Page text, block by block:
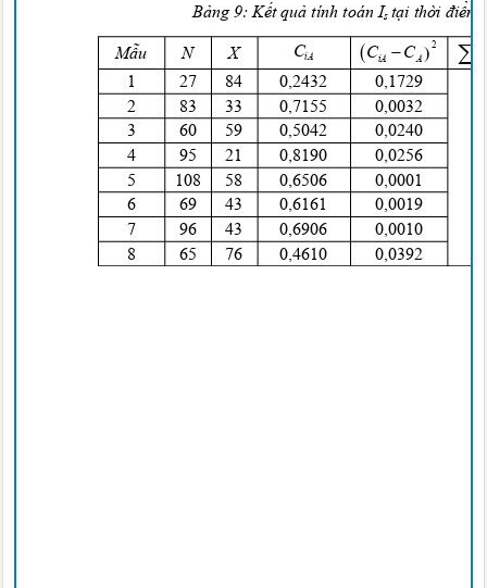
Bảng 9:Kết quảtính toán Istại thời điểm
2
CiA CC
Mẫu N X  A  
iA
1
2
3
4
5
6
7
8
27
83
60
95
84
33
59
21
0 ,2432
0 ,7155
0,5042
0 ,8190
0 ,6506
0,6161
0 ,6906
0 ,4610
0,1729
0,0032
0,0240
0,0256
0,0001
0,0019
0,0010
0,0392
108 58
69
96
65
43
43
76